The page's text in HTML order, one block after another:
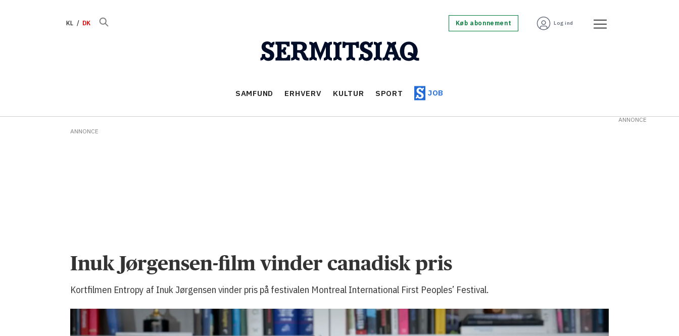
KL DK Køb abonnement Log ind
SAMFUND ERHVERV KULTUR SPORT JOB
ANNONCE
Inuk Jørgensen-film vinder canadisk pris
Kortfilmen Entropy af Inuk Jørgensen vinder pris på festivalen Montreal International First Peoples’ Festival.
ANNONCE